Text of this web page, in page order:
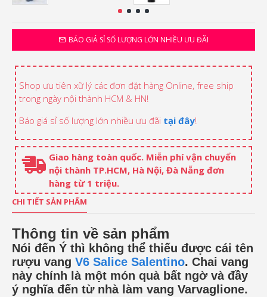
BÁO GIÁ SỈ SỐ LƯỢNG LỚN NHIỀU ƯU ĐÃI
Shop ưu tiên xữ lý các đơn đặt hàng Online, free ship
trong ngày nội thành HCM & HN!
Báo giá sỉ số lượng lớn nhiều ưu đãi tại đây!
Giao hàng toàn quốc. Miễn phí vận chuyển
nội thành TP.HCM, Hà Nội, Đà Nẵng đơn
hàng từ 1 triệu.
CHI TIẾT SẢN PHẨM
Thông tin về sản phẩm
Nói đến Ý thì không thể thiếu được cái tên
rượu vang V6 Salice Salentino. Chai vang
này chính là một món quà bất ngờ và đầy
ý nghĩa đến từ nhà làm vang Varvaglione.